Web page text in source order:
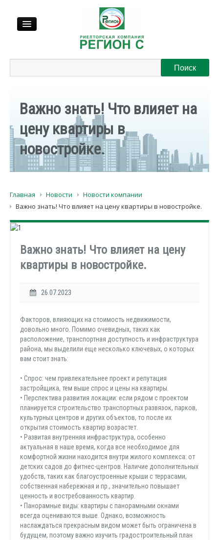
Регионы
Контакты
Важно знать! Что влияет на
цену квартиры в
новостройке.
Главная Новости
Новости компании
Важно знать! Что влияет на цену квартиры в новостройке.
Важно знать! Что влияет на цену
квартиры в новостройке.
26.07.2023
Факторов, влияющих на стоимость недвижимости,
довольно много. Помимо очевидных, таких как
расположение, транспортная доступность и инфраструктура
района, мы выделили еще несколько ключевых, о которых
вам стоит знать:
• Спрос: чем привлекательнее проект и репутация
застройщика, тем выше спрос и цены на квартиры.
• Перспектива развития локации: если рядом с проектом
планируется строительство транспортных развязок, парков,
культурных центров и других объектов, то после их
открытия стоимость квартир возрастет.
• Развитая внутренняя инфраструктура, особенно
актуальная в наше время, когда все необходимое для
комфортной жизни находится внутри жилого комплекса: от
детских садов до фитнес-центров. Наличие дополнительных
удобств, таких как благоустроенные крыши с террасами,
собственная набережная и пр., значительно повышает
ценность и востребованность квартир.
• Панорамные виды: квартиры с панорамными окнами
всегда оцениваются выше. Однако, возможность
наслаждаться прекрасным видом может быть ограничена в
будущем, поэтому важно изучить градостроительный план